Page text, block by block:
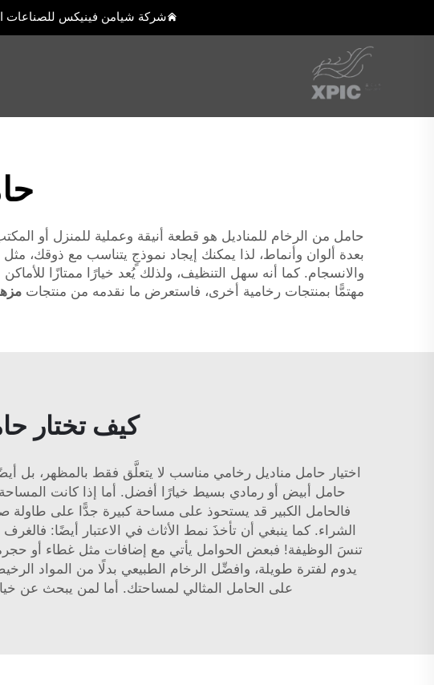
شركة شيامن فينيكس للصناعات
حامل من الرخام للمناديل هو قطعة أنيقة وعملية للمنزل أو
بعدة ألوان وأنماط، لذا يمكنك إيجاد نموذجٍ يتناسب مع ذوقك،
مهتمًّا بمنتجات رخامية أخرى، فاستعرض ما نقدمه من منتجات
كيف تختار
اختيار حامل مناديل رخامي مناسب لا يتعلَّق فقط بالمظهر، بل
حامل أبيض أو رمادي بسيط خيارًا أفضل. أما إذا كانت
فالحامل الكبير قد يستحوذ على مساحة كبيرة جدًّا على طاولة
الشراء. كما ينبغي أن تأخذَ نمط الأثاث في الاعتبار أيضًا:
تنسَ الوظيفة! فبعض الحوامل يأتي مع إضافات مثل غطاء أو حجرة
على الحامل المثالي لمساحتك. أما لمن يبحث عن